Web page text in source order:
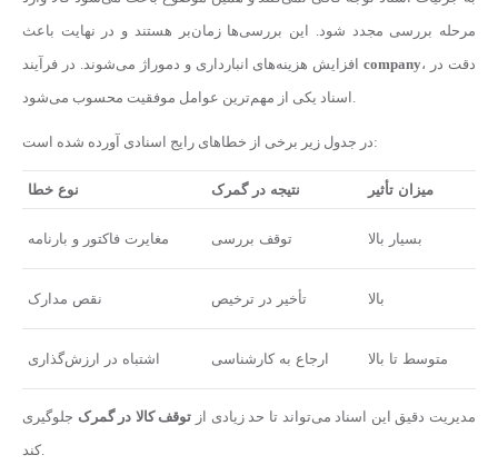
مرحله بررسی مجدد شود. این بررسی‌ها زمان‌بر هستند و در نهایت باعث
افزایش هزینه‌های انبارداری و دموراژ می‌شوند. در فرآیندcompany، دقت در
اسناد یکی از مهم‌ترین عوامل موفقیت محسوب می‌شود.
در جدول زیر برخی از خطاهای رایج اسنادی آورده شده است:
نوع خطا نتیجه در گمرک میزان تأثیر
مغایرت فاکتور و بارنامه توقف بررسی بسیار بالا
نقص مدارک تأخیر در ترخیص بالا
اشتباه در ارزش‌گذاری ارجاع به کارشناسی متوسط تا بالا
مدیریت دقیق این اسناد می‌تواند تا حد زیادی از توقف کالا در گمرک جلوگیری
کند.